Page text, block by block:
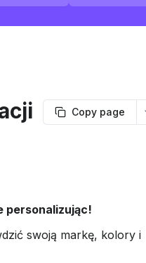
Copy page
personalizując!